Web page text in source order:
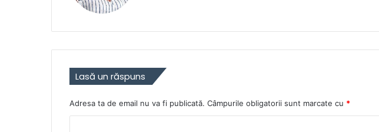
Lasă un răspuns
Adresa ta de email nu va fi publicată. Câmpurile obligatorii sunt marcate cu *